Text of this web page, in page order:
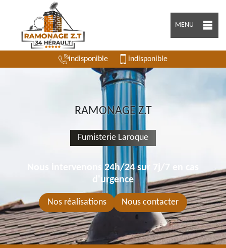
MENU
indisponible indisponible
RAMONAGE Z.T
Fumisterie Laroque
Nous intervenons 24h/24 sur 7j/7 en cas
d'urgence
Nos réalisations Nous contacter